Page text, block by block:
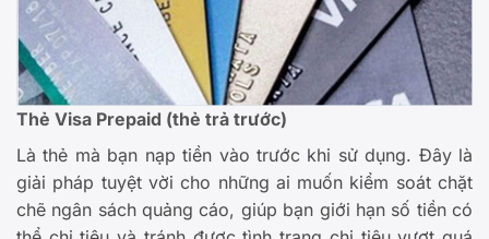
Thẻ Visa Prepaid (thẻ trả trước)
Là thẻ mà bạn nạp tiền vào trước khi sử dụng. Đây là
giải pháp tuyệt vời cho những ai muốn kiểm soát chặt
chẽ ngân sách quảng cáo, giúp bạn giới hạn số tiền có